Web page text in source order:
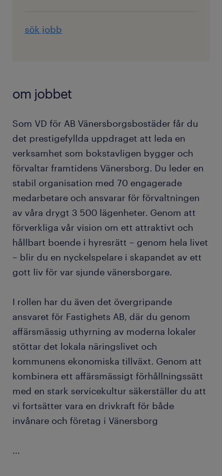
sök jobb
om jobbet
Som VD för AB Vänersborgsbostäder får du
det prestigefyllda uppdraget att leda en
verksamhet som bokstavligen bygger och
förvaltar framtidens Vänersborg. Du leder en
stabil organisation med 70 engagerade
medarbetare och ansvarar för förvaltningen
av våra drygt 3 500 lägenheter. Genom att
förverkliga vår vision om ett attraktivt och
hållbart boende i hyresrätt – genom hela livet
– blir du en nyckelspelare i skapandet av ett
gott liv för var sjunde vänersborgare.
I rollen har du även det övergripande
ansvaret för Fastighets AB, där du genom
affärsmässig uthyrning av moderna lokaler
stöttar det lokala näringslivet och
kommunens ekonomiska tillväxt. Genom att
kombinera ett affärsmässigt förhållningssätt
med en stark servicekultur säkerställer du att
vi fortsätter vara en drivkraft för både
invånare och företag i Vänersborg
...